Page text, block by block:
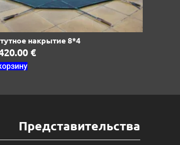
накрытие 8*4
€
Представительства